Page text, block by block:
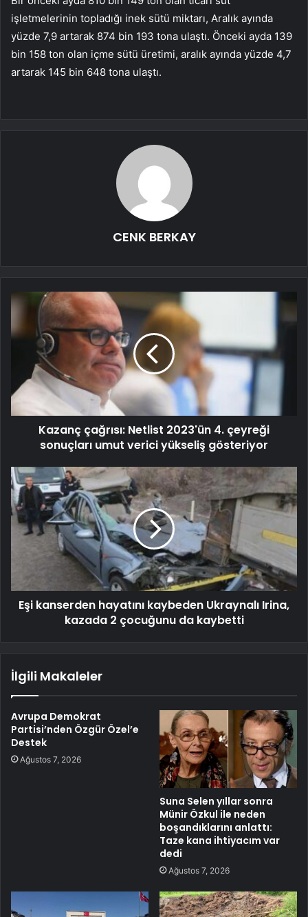
işletmelerinin topladığı inek sütü miktarı, Aralık ayında
yüzde 7,9 artarak 874 bin 193 tona ulaştı. Önceki ayda 139
bin 158 ton olan içme sütü üretimi, aralık ayında yüzde 4,7
artarak 145 bin 648 tona ulaştı.
CENK BERKAY
Kazanç çağrısı: Netlist 2023'ün 4. çeyreği
sonuçları umut verici yükseliş gösteriyor
Eşi kanserden hayatını kaybeden Ukraynalı Irina,
kazada 2 çocuğunu da kaybetti
İlgili Makaleler
Avrupa Demokrat
Partisi’nden Özgür Özel’e
Destek
Ağustos 7, 2026
Suna Selen yıllar sonra
Münir Özkul ile neden
boşandıklarını anlattı:
Taze kana ihtiyacım var
dedi
Ağustos 7, 2026